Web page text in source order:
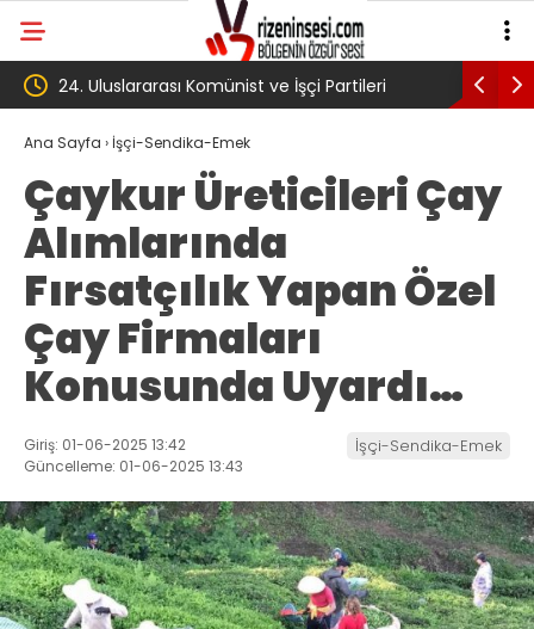
‘Çerçeve yasa’ kanun teklifi Adalet
Komisyonu’ndan geçti
Ana Sayfa › İşçi-Sendika-Emek
Çaykur Üreticileri Çay
Alımlarında
Fırsatçılık Yapan Özel
Çay Firmaları
Konusunda Uyardı…
Giriş: 01-06-2025 13:42
Güncelleme: 01-06-2025 13:43
İşçi-Sendika-Emek